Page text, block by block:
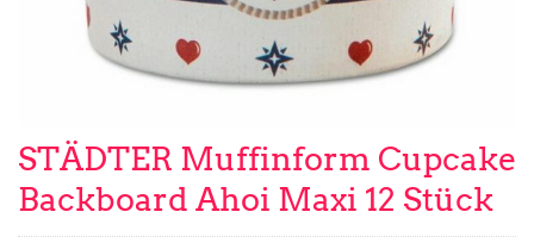
STÄDTER Muffinform Cupcake
Backboard Ahoi Maxi 12 Stück